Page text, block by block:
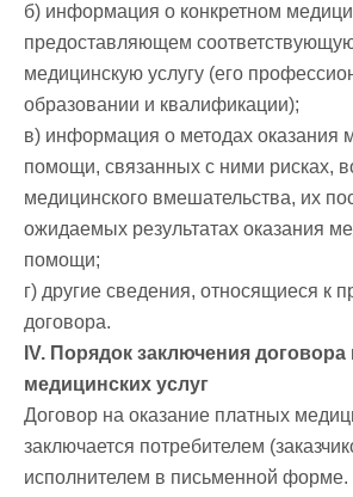
б) информация о конкретном
предоставляющем
медицинскую услугу (его
образовании и квалификации);
в) информация о методах оказания
помощи, связанных с ними рисках,
медицинского вмешательства, их
ожидаемых результатах оказания
помощи;
г) другие сведения, относящиеся к
договора.
IV. Порядок заключения
медицинских услуг
Договор на оказание платных
заключается потребителем
исполнителем в письменной форме.